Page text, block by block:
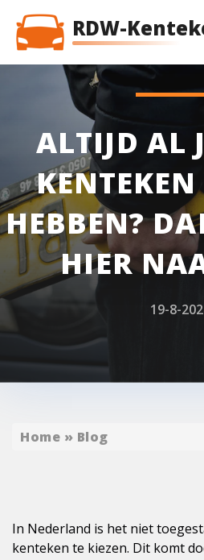
RDW-
ALTIJD AL
HEBBEN?
HIER
19-8-
Home » Blog
In Nederland is het niet
kenteken te kiezen. Dit komt